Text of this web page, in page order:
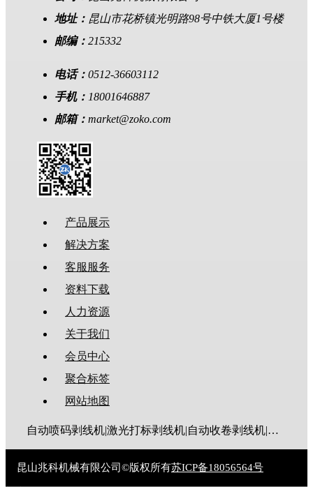
地址： 昆山市花桥镇光明路98号中铁大厦1号楼
邮编： 215332
电话： 0512-36603112
手机： 18001646887
邮箱： market@zoko.com
产品展示
解决方案
客服服务
资料下载
人力资源
关于我们
会员中心
聚合标签
网站地图
自动喷码剥线机|激光打标剥线机|自动收卷剥线机|全伺服剥线机|大平方剥线机|新能源剥线机|多芯线剥线机|护套线剥线机|排线剥线机|折弯剥线机|同轴线剥线机|漆包线脱漆机|废线剥皮机|裁线机|剥线机|电脑剥线机
昆山兆科机械有限公司©版权所有苏ICP备18056564号